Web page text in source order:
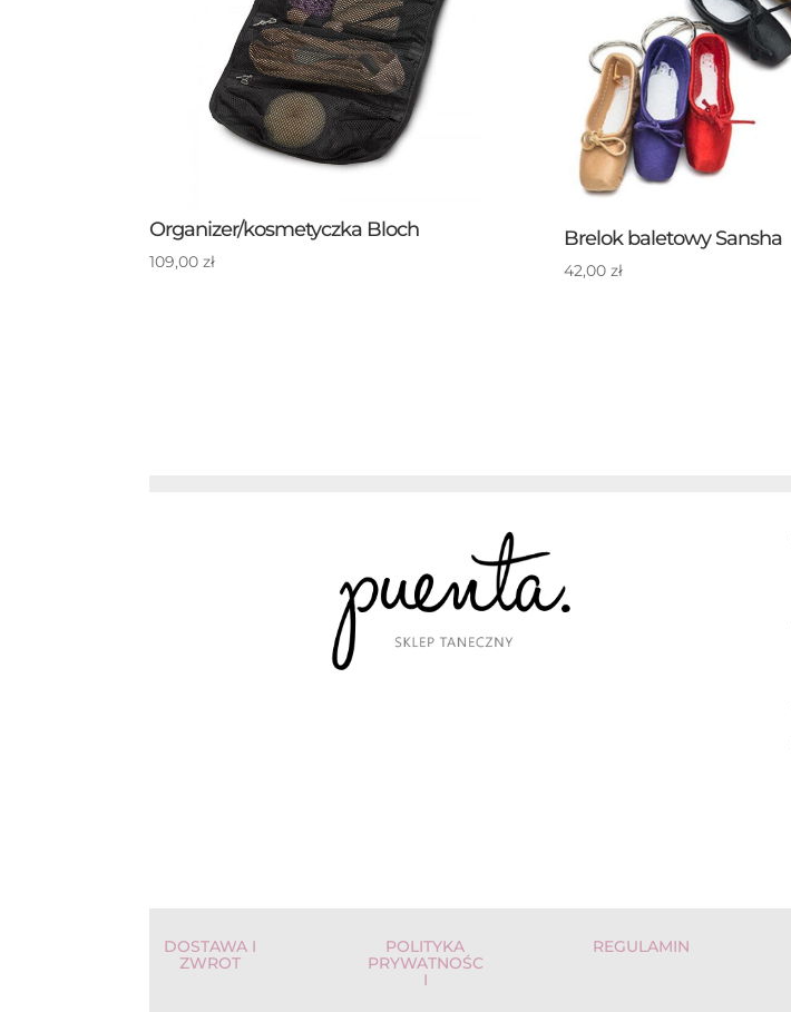
Organizer/kosmetyczka Bloch
109,00zł
Brelok baletowy Sansha
42,00 zł
DOSTAWA I
ZWROT
POLITYKA
PRYWATNOŚC
I
REGULAMIN